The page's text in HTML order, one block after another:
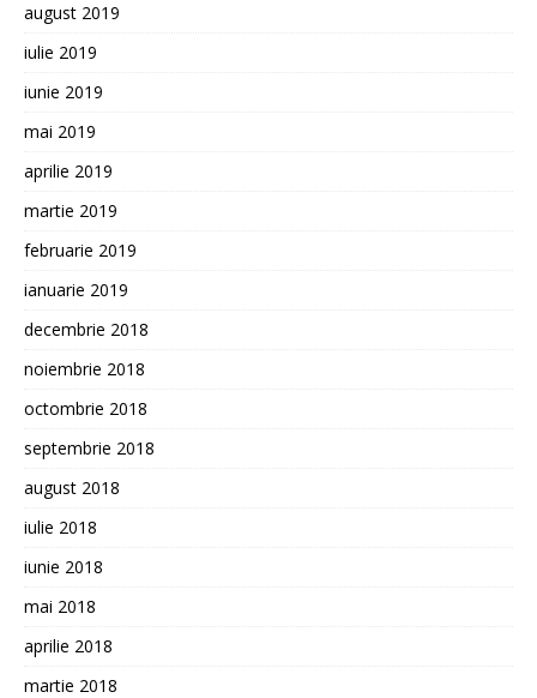
august 2019
iulie 2019
iunie 2019
mai 2019
aprilie 2019
martie 2019
februarie 2019
ianuarie 2019
decembrie 2018
noiembrie 2018
octombrie 2018
septembrie 2018
august 2018
iulie 2018
iunie 2018
mai 2018
aprilie 2018
martie 2018